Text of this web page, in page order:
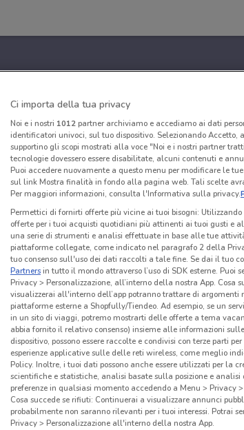
Ci importa della tua privacy
Noi e i nostri 1012partner archiviamo e accediamo ai dati
identificatori univoci, sul tuo dispositivo. Selezionando
supportino gli scopi mostrati alla voce "Noi e i nostri partner
tecnologie dovessero essere disabilitate, alcuni contenuti e
Puoi accedere nuovamente a questo menu per modificare le
sul link Mostra finalità in fondo alla pagina web. Tali scelte
Per maggiori informazioni, consulta l'Informativa sulla privacy.
Permettici di fornirti offerte più vicine ai tuoi bisogni:
offerte per i tuoi acquisti quotidiani più attinenti ai tuoi gusti e
una serie di strumenti e analisi effettuate in base alle tue
piattaforme collegate, come indicato nel paragrafo 2 della
tuo consenso sull'uso dei dati raccolti a tale fine. Se dai il tuo
Partnersin tutto il mondo attraverso l’uso di SDK esterne. Puoi
Privacy > Personalizzazione, all’interno della nostra App. Cosa
visualizzerai all'interno dell’app potranno trattare di
piattaforme esterne a Shopfully/Tiendeo. Ad esempio, se un
in un sito di viaggi, potremo mostrarti delle offerte a tema
abbia fornito il relativo consenso) insieme alle informazioni
dispositivo, possono essere raccolte e condivisi con terze parti
esperienze applicative sulle delle reti wireless, come meglio
Policy. Inoltre, i tuoi dati possono anche essere utilizzati per la
scientifiche e statistiche, analisi basate sulla posizione e
preferenze in qualsiasi momento accedendo a Menu > Privacy
Cosa succede se rifiuti: Continuerai a visualizzare annunci
probabilmente non saranno rilevanti per i tuoi interessi. Potrai
Privacy > Personalizzazione all'interno della nostra App.